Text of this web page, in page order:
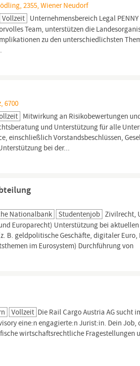
2355, Wiener Neudorf
Vollzeit Unternehmensbereich Legal
Team, unterstützen die
zu den unterschiedlichsten
6700
Mitwirkung an Risikobewertungen
und Unterstützung für alle
einschließlich Vorstandsbeschlüssen,
bei der...
Nationalbank Studentenjob Zivilrecht,
Europarecht) Unterstützung bei
B. geldpolitische Geschäfte, digitaler
im Eurosystem) Durchführung von
Vollzeit Die Rail Cargo Austria AG sucht
eine:n engagierte:n Jurist:in. Dein
wirtschaftsrechtliche Fragestellungen